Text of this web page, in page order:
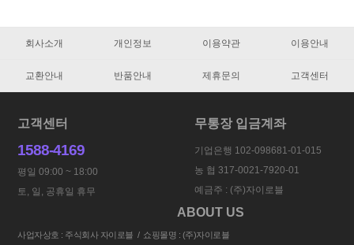
회사소개 개인정보 이용약관 이용안내
교환안내 반품안내 제휴문의 고객센터
고객센터
1588-4169
평일 09:00 ~ 18:00
토, 일, 공휴일 휴무
무통장 입금계좌
기업은행 102-098681-01-015
농 협 317-0021-7920-01
예금주 : (주)자이로블
ABOUT US
사업자상호 : 주식회사 자이로블 / 쇼핑몰명 : (주)자이로블